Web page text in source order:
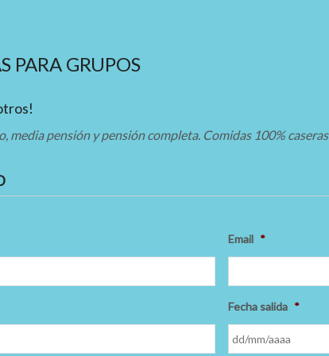
PARA GRUPOS
media pensión y pensión completa. Comidas 100% caseras
Email *
Fecha salida *